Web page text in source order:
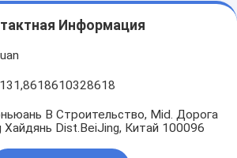
Информация
B Строительство, Mid. Дорога
Хайдянь Dist.BeiJing, Китай 100096